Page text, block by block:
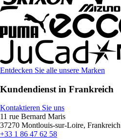
Entdecken Sie alle unsere Marken
Kundendienst in Frankreich
Kontaktieren Sie uns
11 rue Bernard Maris
37270 Montlouis-sur-Loire, Frankreich
+33 1 86 47 62 58